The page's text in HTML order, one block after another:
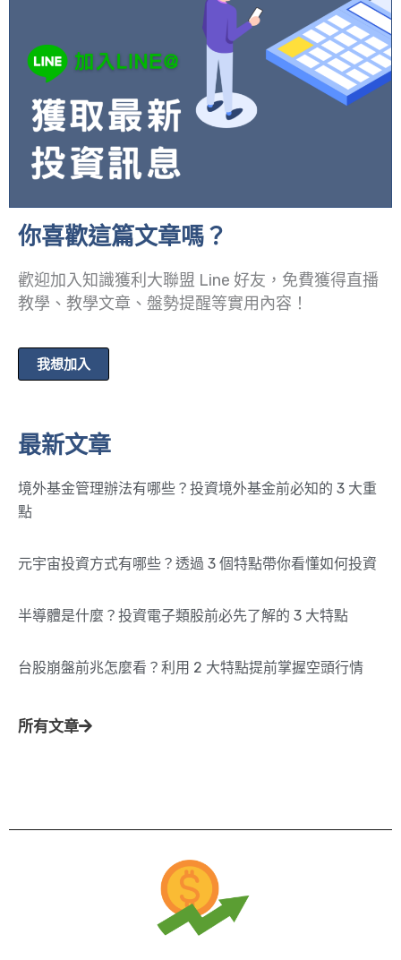
你喜歡這篇文章嗎？
歡迎加入知識獲利大聯盟 Line 好友，免費獲得直播
教學、教學文章、盤勢提醒等實用內容！
我想加入
最新文章
境外基金管理辦法有哪些？投資境外基金前必知的 3 大重
點
元宇宙投資方式有哪些？透過 3 個特點帶你看懂如何投資
半導體是什麼？投資電子類股前必先了解的 3 大特點
台股崩盤前兆怎麼看？利用 2 大特點提前掌握空頭行情
所有文章